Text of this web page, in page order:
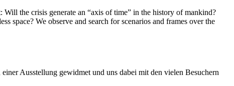
the crisis generate an “axis of time” in the history of mankind?
space? We observe and search for scenarios and frames over the
Ausstellung gewidmet und uns dabei mit den vielen Besuchern